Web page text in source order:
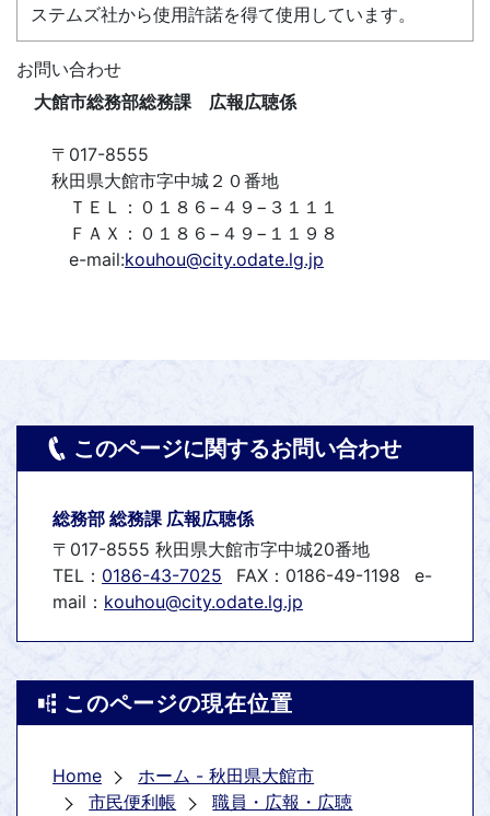
ステムズ社から使用許諾を得て使用しています。
お問い合わせ
大館市総務部総務課 広報広聴係
〒017-8555
秋田県大館市字中城２０番地
ＴＥＬ：０１８６−４９−３１１１
ＦＡＸ：０１８６−４９−１１９８
e-mail:kouhou@city.odate.lg.jp
このページに関するお問い合わせ
総務部 総務課 広報広聴係
〒017-8555 秋田県大館市字中城20番地
TEL： 0186-43-7025 FAX：0186-49-1198
e-
mail： kouhou@city.odate.lg.jp
このページの現在位置
Home
ホーム - 秋田県大館市
市民便利帳
職員・広報・広聴